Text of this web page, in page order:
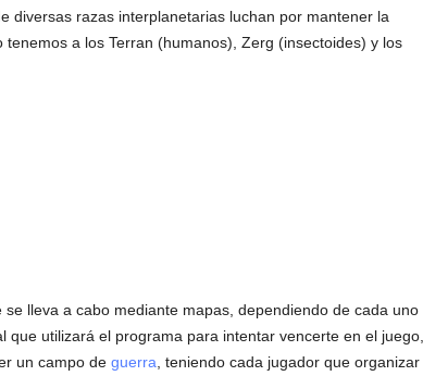
diversas razas interplanetarias luchan por mantener la
a los Terran (humanos), Zerg (insectoides) y los
se lleva a cabo mediante mapas, dependiendo de cada uno
que utilizará el programa para intentar vencerte en el juego,
un campo de guerra , teniendo cada jugador que organizar